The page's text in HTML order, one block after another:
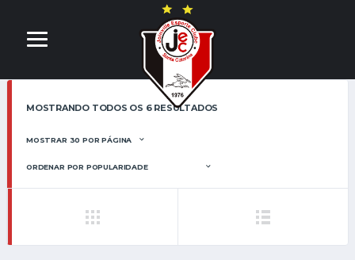
MOSTRANDO TODOS OS 6 RESULTADOS